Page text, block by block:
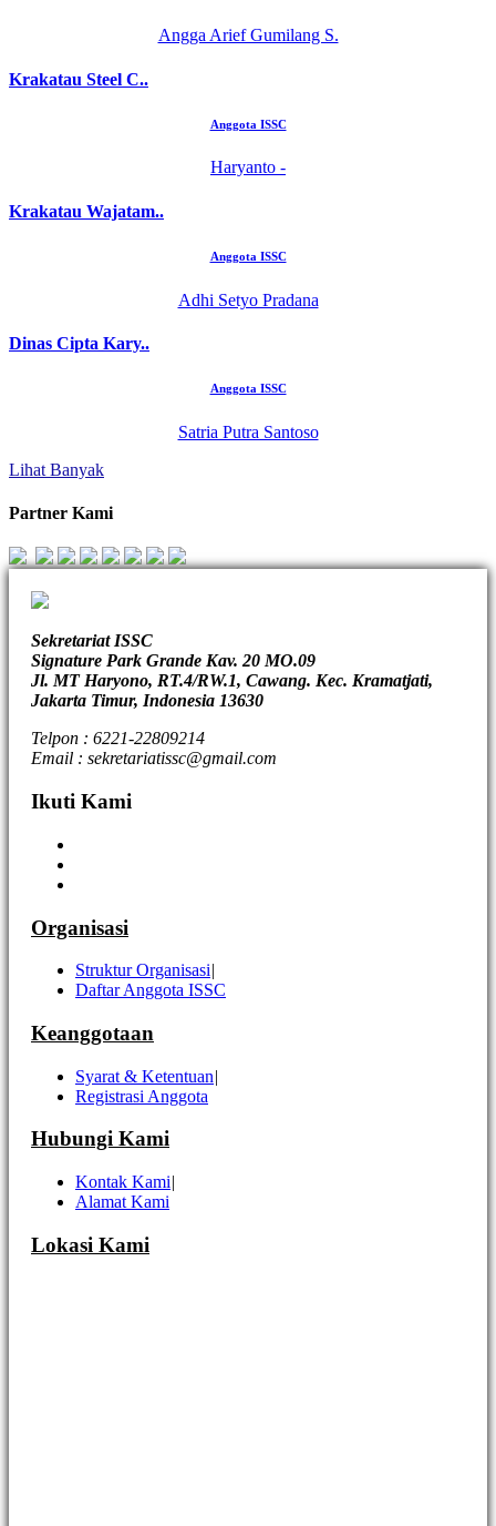
Angga Arief Gumilang S.
Krakatau Steel C..
Anggota ISSC
Haryanto -
Krakatau Wajatam..
Anggota ISSC
Adhi Setyo Pradana
Dinas Cipta Kary..
Anggota ISSC
Satria Putra Santoso
Lihat Banyak
Partner Kami
Sekretariat ISSC
Signature Park Grande Kav. 20 MO.09
Jl. MT Haryono, RT.4/RW.1, Cawang. Kec. Kramatjati,
Jakarta Timur, Indonesia 13630
Telpon : 6221-22809214
Email : sekretariatissc@gmail.com
Ikuti Kami
Organisasi
Struktur Organisasi|
Daftar Anggota ISSC
Keanggotaan
Syarat & Ketentuan|
Registrasi Anggota
Hubungi Kami
Kontak Kami|
Alamat Kami
Lokasi Kami